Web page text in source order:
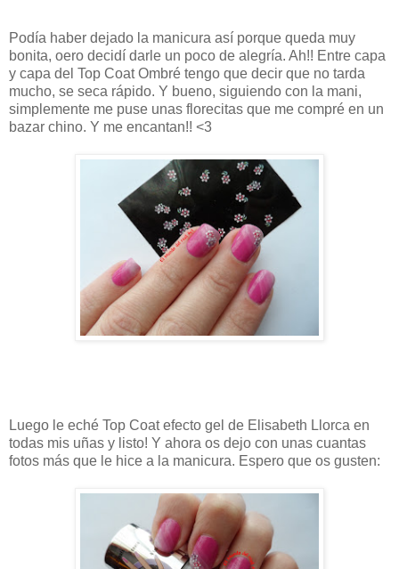
Podía haber dejado la manicura así porque queda muy
bonita, oero decidí darle un poco de alegría. Ah!! Entre capa
y capa del Top Coat Ombré tengo que decir que no tarda
mucho, se seca rápido. Y bueno, siguiendo con la mani,
simplemente me puse unas florecitas que me compré en un
bazar chino. Y me encantan!! <3
Luego le eché Top Coat efecto gel de Elisabeth Llorca en
todas mis uñas y listo! Y ahora os dejo con unas cuantas
fotos más que le hice a la manicura. Espero que os gusten: